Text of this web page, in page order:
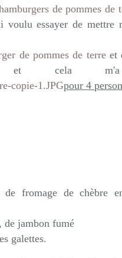
de pommes de
essayer de mettre
de pommes de terreet
cela m'a
pour 4
de fromage de chèbre
de jambon fumé
galettes.